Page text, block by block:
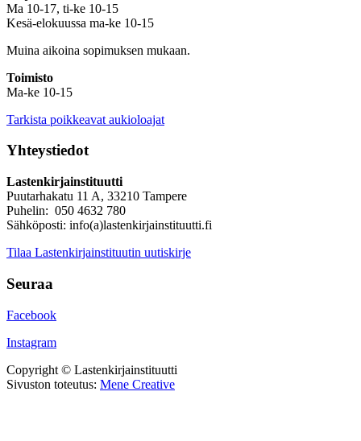
Ma 10-17, ti-ke 10-15
Kesä-elokuussa ma-ke 10-15
Muina aikoina sopimuksen mukaan.
Toimisto
Ma-ke 10-15
Tarkista poikkeavat aukioloajat
Yhteystiedot
Lastenkirjainstituutti
Puutarhakatu 11 A, 33210 Tampere
Puhelin: 050 4632 780
Sähköposti: info(a)lastenkirjainstituutti.fi
Tilaa Lastenkirjainstituutin uutiskirje
Seuraa
Facebook
Instagram
Copyright © Lastenkirjainstituutti
Sivuston toteutus: Mene Creative